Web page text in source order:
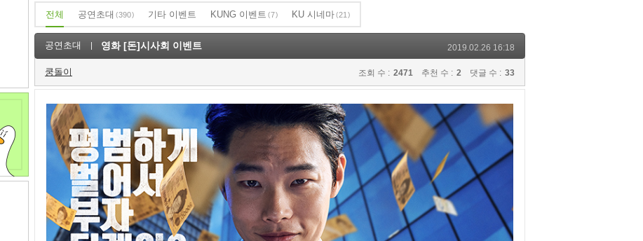
전체 공연초대 390 기타 이벤트 KUNG 이벤트 7 KU 시네마 21
공연초대 영화 [돈]시사회 이벤트 2019.02.26 16:18
쿵돌이 조회 수 : 2471 추천 수 : 2 댓글 수 : 33